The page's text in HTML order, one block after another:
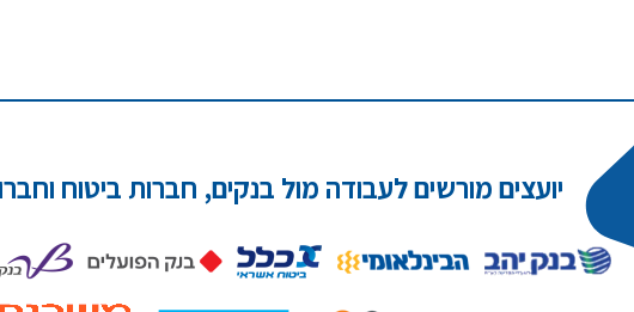
יועצים מורשים לעבודה מול בנקים, חברות ביטוח